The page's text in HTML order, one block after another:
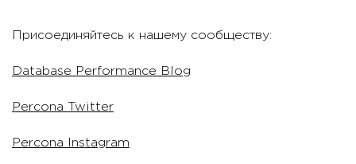
Присоединяйтесь к нашему сообществу:
Database Performance Blog
Percona Twitter
Percona Instagram